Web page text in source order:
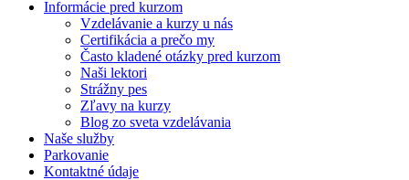
Informácie pred kurzom
Vzdelávanie a kurzy u nás
Certifikácia a prečo my
Často kladené otázky pred kurzom
Naši lektori
Strážny pes
Zľavy na kurzy
Blog zo sveta vzdelávania
Naše služby
Parkovanie
Kontaktné údaje